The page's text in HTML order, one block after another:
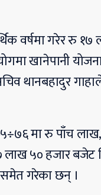
वर्षमा गरेर रु
खानेपानी
थानबहादुर
मा रु पाँच
५० हजार बजेट
गरेका छन् ।